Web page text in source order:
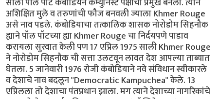
अशिक्षित मुले व तरुणांची फौज बनवली ज्याला Khmer Rouge
असे नाव पडले. कंबोडियाचा तत्कालिक शासक नोरोडोम सिहनौक
ह्याने पॉल पॉटच्या ह्या Khmer Rouge चा निर्दयपणे पाडाव
करायला सुरवात केली पण 17 एप्रिल 1975 साली Khmer Rouge
ने नोरोडोम सिहनौक ची सत्ता उलटवून लावत देश आपल्या ताब्यात
घेतला. 5 जानेवारी 1976 रोजी कंबोडियाने नवे संविधान स्वीकारले
व देशाचे नाव बदलून "Democratic Kampuchea" केले. 13
एप्रिलला तो देशाचा पंतप्रधान झाला. मग त्याने देशाच्या नागरिकांचे